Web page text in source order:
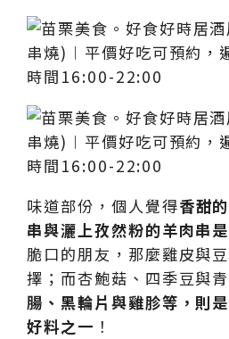
味道部份，個人覺得香甜
串與灑上孜然粉的羊肉串
脆口的朋友，那麼雞皮與
擇；而杏鮑菇、四季豆與
腸、黑輪片與雞胗等，則
好料之一 ！